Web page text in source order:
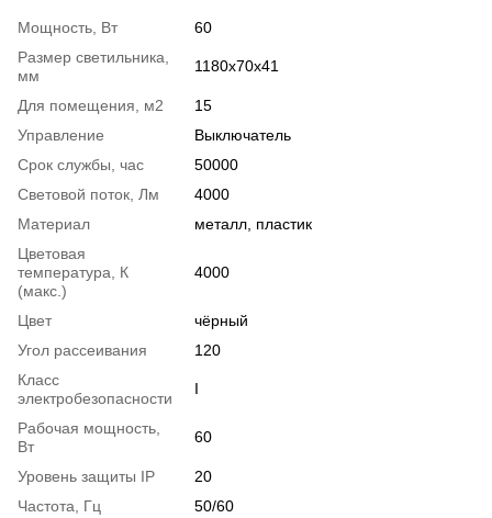
Мощность, Вт
60
Размер светильника,
мм
1180x70x41
Для помещения, м2
15
Управление
Выключатель
Срок службы, час
50000
Световой поток, Лм
4000
Материал
металл, пластик
Цветовая
температура, К
(макс.)
4000
Цвет
чёрный
Угол рассеивания
120
Класс
электробезопасности
І
Рабочая мощность,
Вт
60
Уровень защиты IP
20
Частота, Гц
50/60